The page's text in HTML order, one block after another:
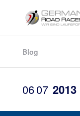
Blog
0607 2013